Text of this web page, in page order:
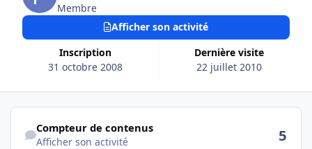
Membre
Inscription
31 octobre 2008
Dernière visite
22 juillet 2010
Afficher son activité
Afficher son activité
Compteur de contenus
Afficher son activité 5